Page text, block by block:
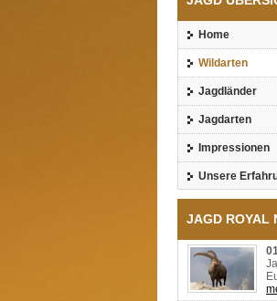
Home
Wildarten
Jagdländer
Jagdarten
Impressionen
Unsere
JAGD ROYAL